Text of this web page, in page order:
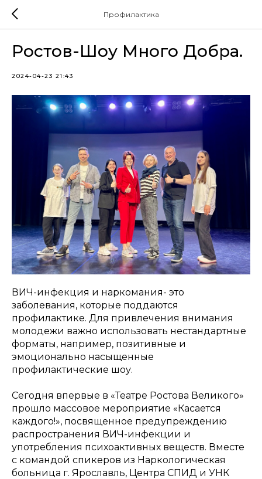
Профилактика
Ростов-Шоу Много Добра.
2024-04-23 21:43
ВИЧ-инфекция и наркомания- это
заболевания, которые поддаются
профилактике. Для привлечения внимания
молодежи важно использовать нестандартные
форматы, например, позитивные и
эмоционально насыщенные
профилактические шоу.
Сегодня впервые в «Театре Ростова Великого»
прошло массовое мероприятие «Касается
каждого!», посвященное предупреждению
распространения ВИЧ-инфекции и
употребления психоактивных веществ. Вместе
с командой спикеров из Наркологическая
больница г. Ярославль, Центра СПИД и УНК